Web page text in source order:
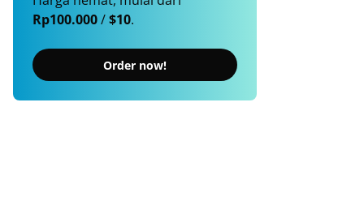
Rp100.000/$10.
Order now!